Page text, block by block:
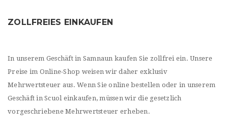
ZOLLFREIES EINKAUFEN
In unserem Geschäft in Samnaun kaufen Sie zollfrei ein. Unsere
Preise im Online-Shop weisen wir daher exklusiv
Mehrwertsteuer aus. Wenn Sie online bestellen oder in unserem
Geschäft in Scuol einkaufen, müssen wir die gesetzlich
vorgeschriebene Mehrwertsteuer erheben.